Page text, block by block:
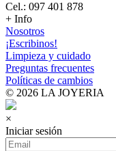
Cel.: 097 401 878
+ Info
Nosotros
¡Escribinos!
Limpieza y cuidado
Preguntas frecuentes
Políticas de cambios
© 2026 LA JOYERIA
×
Iniciar sesión